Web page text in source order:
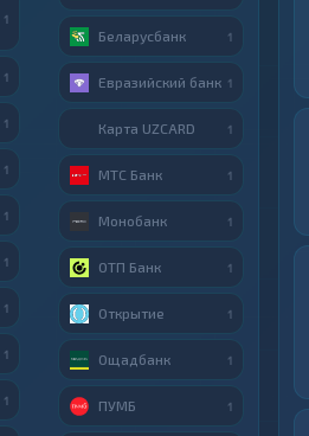
1
1
1
1
1
1
1
1
1
Беларусбанк 1
Евразийский банк 1
Карта UZCARD 1
МТС Банк 1
Монобанк 1
ОТП Банк 1
Открытие 1
Ощадбанк 1
ПУМБ 1